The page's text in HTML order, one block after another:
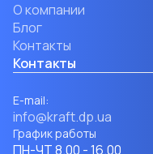
О компании
Блог
Контакты
Контакты
Е-mail:
info@kraft.dp.ua
График работы
ПН-ЧТ 8.00 - 16.00